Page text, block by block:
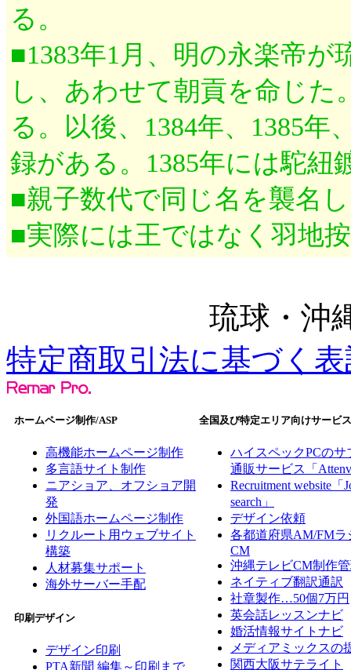
る。
■1383年1月、明の永楽帝
し、あわせて朝貢を命じた
る。以後、1384年、1385年
録がある。1385年には駝紐
■親子数代で同じ名を襲名
■実際には王ではなく羽地
琉球・沖
特定商取引法に基づく
ホームページ制作/ASP
高機能ホームページ制作
多言語サイト制作
ニアショア、オフショア開
発
外国語ホームページ制作
リクルート用ウェブサイト
構築
人材募集サポート
海外サーバー手配
印刷デザイン
デザイン印刷
PTA新聞 編集～印刷まで
全国及び特定エリア向けサービス
ハイスペックPCのサ
通販サービス「
Recruitment website「
search」
デザイン依頼
各都道府県AM/FMラ
CM
沖縄テレビCM制作
ネイティブ翻訳通訳
社章製作…50個7万円
英会話レッスンナビ
婚活情報サイトナビ
メディアミックスの
関西大阪サテライト